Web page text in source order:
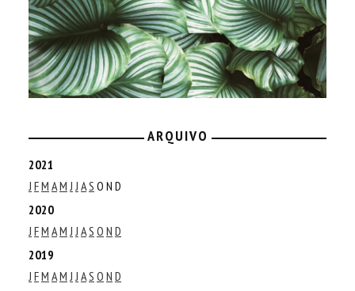
ARQUIVO
2021
J FM AM J J AS O N D
2020
J FM AM J J AS O N D
2019
J FM AM J J AS O N D